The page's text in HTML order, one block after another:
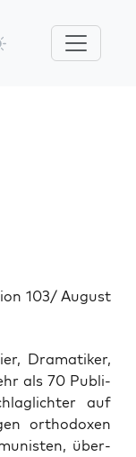
103/ August
Dra­ma­ti­ker,
als 70 Publi­
auf
ortho­do­xen
über­